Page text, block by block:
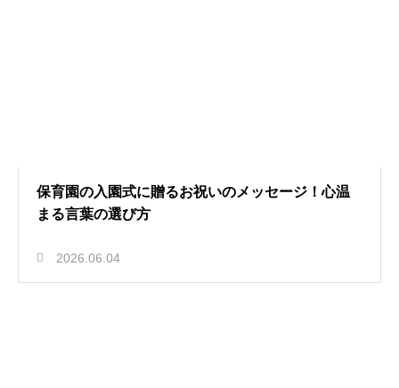
保育園の入園式に贈るお祝いのメッセージ！心温
まる言葉の選び方
2026.06.04